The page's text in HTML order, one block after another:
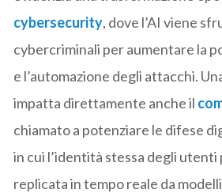
cybersecurity, dove l’AI viene
cybercriminali per aumentare la
e l’automazione degli attacchi.
impatta direttamente anche il
chiamato a potenziare le difese
in cui l’identità stessa degli utenti
replicata in tempo reale da